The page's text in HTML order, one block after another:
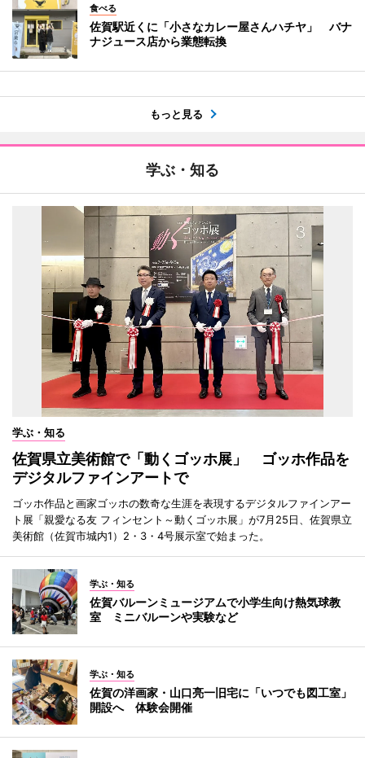
食べる
佐賀駅近くに「小さなカレー屋さんハチヤ」 バナ
ナジュース店から業態転換
もっと見る
学ぶ・知る
学ぶ・知る
佐賀県立美術館で「動くゴッホ展」 ゴッホ作品を
デジタルファインアートで
ゴッホ作品と画家ゴッホの数奇な生涯を表現するデジタルファインアー
ト展「親愛なる友 フィンセント～動くゴッホ展」が7月25日、佐賀県立
美術館（佐賀市城内1）2・3・4号展示室で始まった。
学ぶ・知る
佐賀バルーンミュージアムで小学生向け熱気球教
室 ミニバルーンや実験など
学ぶ・知る
佐賀の洋画家・山口亮一旧宅に「いつでも図工室」
開設へ 体験会開催